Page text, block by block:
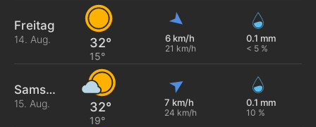
Freitag
14. Aug. 32°
15°
6 km/h
21 km/h
0.1 mm
< 5 %
Samstag
15. Aug. 32°
19°
7 km/h
24 km/h
0.1 mm
10 %